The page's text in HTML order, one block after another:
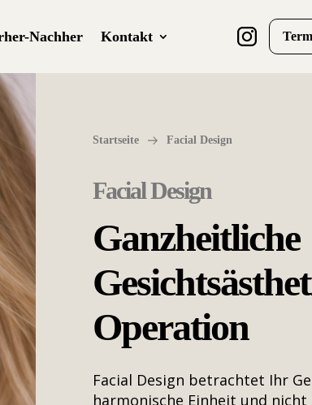
Nachher Kontakt
Startseite Facial Design
Facial Design
Ganzheitliche
Operation
Facial Design betrachtet Ihr
harmonische Einheit und nicht